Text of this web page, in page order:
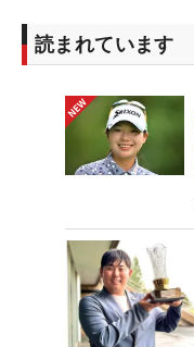
読まれています